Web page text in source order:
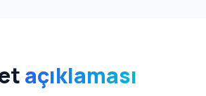
açıklaması